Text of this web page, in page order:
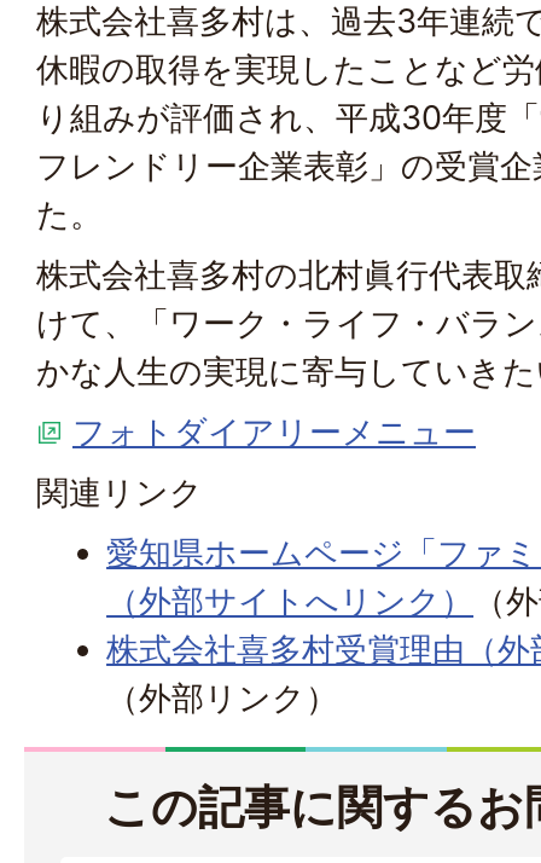
株式会社喜多村は、過去3年連続
休暇の取得を実現したことなど
り組みが評価され、平成30年度
フレンドリー企業表彰」の受賞
た。
株式会社喜多村の北村眞行代表
けて、「ワーク・ライフ・バラ
かな人生の実現に寄与していき
フォトダイアリーメニュー
関連リンク
愛知県ホームページ「ファ
（外部サイトへリンク）
（
株式会社喜多村受賞理由（
（外部リンク）
この記事に関する